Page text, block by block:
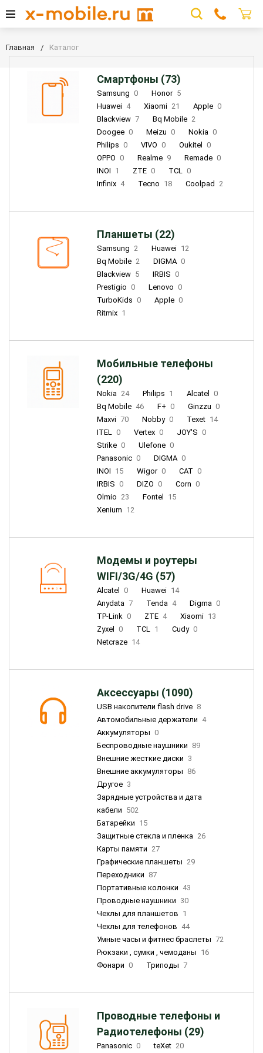
Главная Каталог
Смартфоны (73)
Samsung 0 Honor 5
Huawei 4 Xiaomi 21 Apple 0
Blackview 7 Bq Mobile 2
Doogee 0 Meizu 0 Nokia 0
Philips 0 VIVO 0 Oukitel
0
OPPO 0 Realme 9 Remade 0
INOI 1 ZTE 0 TCL 0
Infinix 4 Tecno 18 Coolpad 2
Планшеты (22)
Samsung 2 Huawei 12
Bq Mobile 2 DIGMA 0
Blackview 5 IRBIS 0
Prestigio 0 Lenovo 0
TurboKids 0 Apple 0
Ritmix 1
Мобильные телефоны
(220)
Nokia 24 Philips 1 Alcatel
0
Bq Mobile 46 F+ 0 Ginzzu 0
Maxvi 70 Nobby 0 Texet 14
ITEL 0 Vertex 0 JOY'S 0
Strike 0 Ulefone 0
Panasonic 0 DIGMA 0
INOI 15 Wigor 0 CAT 0
IRBIS 0 DIZO 0 Corn 0
Olmio 23 Fontel
15
Xenium 12
Модемы и роутеры
WIFI/3G/4G (57)
Alcatel 0 Huawei 14
Anydata 7 Tenda 4 Digma 0
TP-Link 0 ZTE 4 Xiaomi 13
Zyxel
0 TCL 1 Cudy 0
Netcraze 14
Аксессуары (1090)
USB накопители flash drive 8
Автомобильные держатели 4
Аккумуляторы 0
Беспроводные наушники 89
Внешние жесткие диски 3
Внешние аккумуляторы 86
Другое 3
Зарядные устройства и дата
кабели 502
Батарейки 15
Защитные стекла и пленка 26
Карты памяти 27
Графические планшеты 29
Переходники 87
Портативные колонки 43
Проводные наушники 30
Чехлы для планшетов 1
Чехлы для телефонов 44
Умные часы и фитнес браслеты 72
Рюкзаки , сумки , чемоданы 16
Фонари 0 Триподы 7
Проводные телефоны и
Радиотелефоны (29)
Panasonic 0 teXet 20